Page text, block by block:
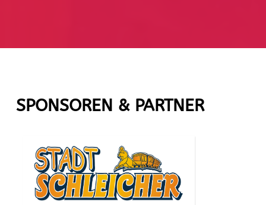
SPONSOREN & PARTNER